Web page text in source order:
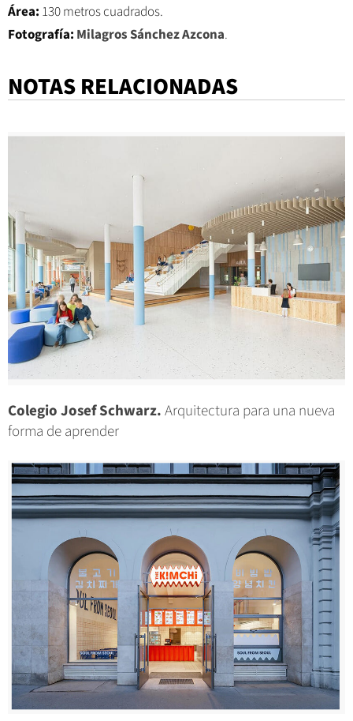
Área: 130 metros cuadrados.
Fotografía: Milagros Sánchez Azcona.
NOTAS RELACIONADAS
Colegio Josef Schwarz.Arquitectura para una nueva
forma de aprender